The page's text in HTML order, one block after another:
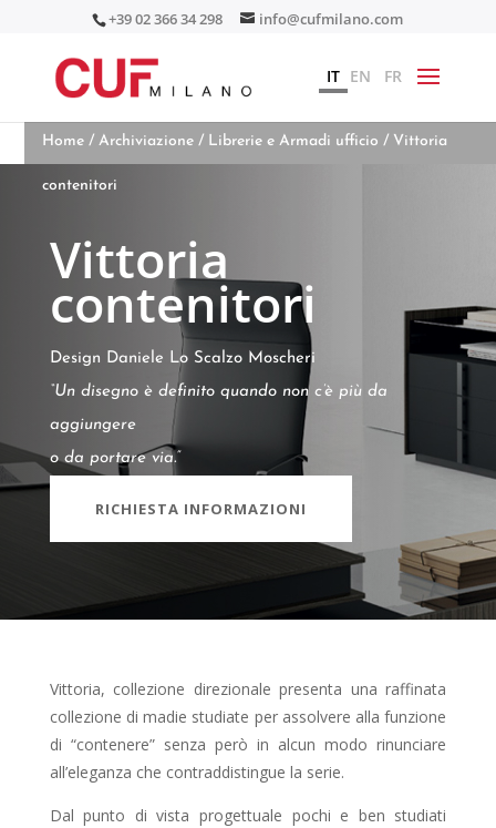
+39 02 366 34 298 info@cufmilano.com
IT EN FR
Home /Archiviazione / Librerie e Armadi ufficio / Vittoria
contenitori
Vittoria
contenitori
Design Daniele Lo Scalzo Moscheri
“Un disegno è definito quando non c’è più da
aggiungere
o da portare via.”
RICHIESTA INFORMAZIONI
Vittoria, collezione direzionale presenta una raffinata
collezione di madie studiate per assolvere alla funzione
di “contenere” senza però in alcun modo rinunciare
all’eleganza che contraddistingue la serie.
Dal punto di vista progettuale pochi e ben studiati